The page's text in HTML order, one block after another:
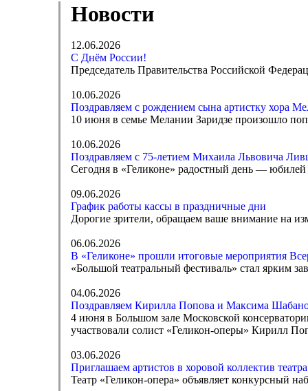
Новости
12.06.2026
С Днём России!
Председатель Правительства Российской
10.06.2026
Поздравляем с рождением сына артистку хора
10 июня в семье Мелании Заридзе произошло
10.06.2026
Поздравляем с 75-летием Михаила Львовича
Сегодня в «Геликоне» радостный день —
09.06.2026
График работы кассы в праздничные дни
Дорогие зрители, обращаем ваше внимание на
06.06.2026
В «Геликоне» прошли итоговые мероприятия
«Большой театральный фестиваль» стал ярким
04.06.2026
Поздравляем Кирилла Попова и Максима
4 июня в Большом зале Московской
участвовали солист «Геликон-оперы» Кирилл
03.06.2026
Приглашаем артистов в хоровой коллектив
Театр «Геликон-опера» объявляет конкурсный